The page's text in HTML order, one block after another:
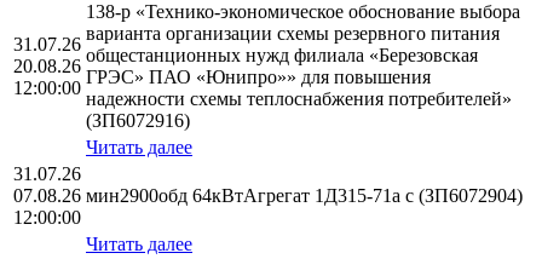
31.07.26
20.08.26
12:00:00
138-р «Технико-экономическое обоснование выбора
варианта организации схемы резервного питания
общестанционных нужд филиала «Березовская
ГРЭС» ПАО «Юнипро»» для повышения
надежности схемы теплоснабжения потребителей»
(ЗП6072916)
Читать далее
31.07.26
07.08.26
12:00:00
мин2900обд 64кВтАгрегат 1Д315-71а с (ЗП6072904)
Читать далее